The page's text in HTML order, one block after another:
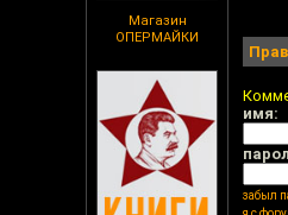
Магазин
ОПЕРМАЙКИ
имя:
забыл